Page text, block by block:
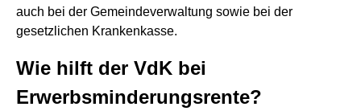
auch bei der Gemeindeverwaltung sowie bei der
gesetzlichen Krankenkasse.
Wie hilft der VdK bei
Erwerbsminderungsrente?